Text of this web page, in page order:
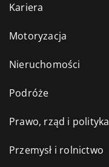
Kariera
Motoryzacja
Nieruchomości
Podróże
Prawo, rząd i polityka
Przemysł i rolnictwo